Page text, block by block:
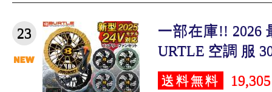
23
一部在庫!! 2026
URTLE 空調 服
送料無料